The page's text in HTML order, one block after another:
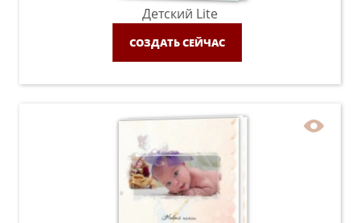
Детский Lite
СОЗДАТЬ СЕЙЧАС